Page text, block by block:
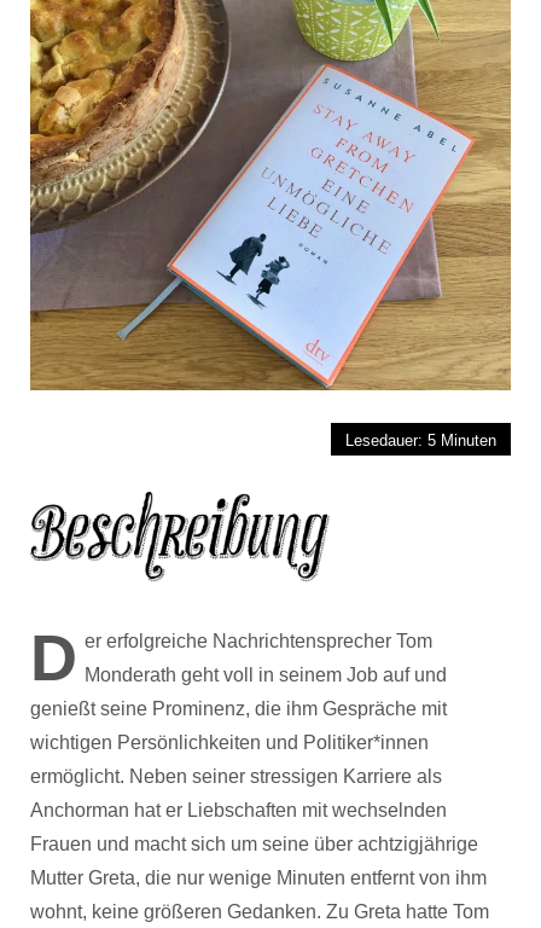
Lesedauer: 5 Minuten
D er erfolgreiche Nachrichtensprecher Tom
Monderath geht voll in seinem Job auf und
genießt seine Prominenz, die ihm Gespräche mit
wichtigen Persönlichkeiten und Politiker*innen
ermöglicht. Neben seiner stressigen Karriere als
Anchorman hat er Liebschaften mit wechselnden
Frauen und macht sich um seine über achtzigjährige
Mutter Greta, die nur wenige Minuten entfernt von ihm
wohnt, keine größeren Gedanken. Zu Greta hatte Tom